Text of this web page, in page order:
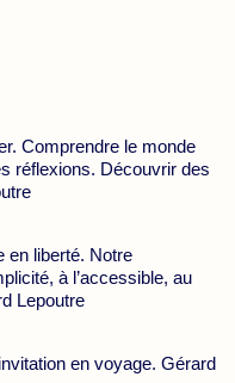
Comprendre le monde
réflexions. Découvrir des
en liberté. Notre
à l’accessible, au
Lepoutre
en voyage. Gérard